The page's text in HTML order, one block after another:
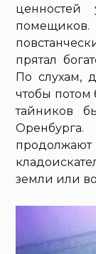
помещиков.
прятал
По слухам,
чтобы потом
тайников
земли или